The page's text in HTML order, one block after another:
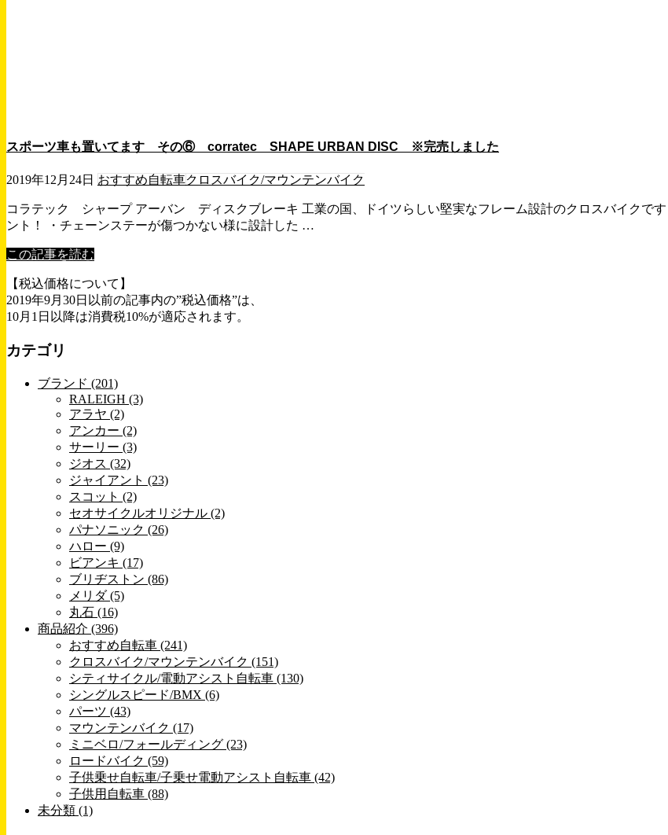
スポーツ車も置いてます その⑥ corratec SHAPE URBAN DISC ※完売しました
2019年12月24日 おすすめ自転車クロスバイク/マウンテンバイク
コラテック シャープ アーバン ディスクブレーキ 工業の国、ドイツらしい堅実なフレーム設計のクロスバイクで
ント！ ・チェーンステーが傷つかない様に設計した …
この記事を読む
【税込価格について】
2019年9月30日以前の記事内の”税込価格”は、
10月1日以降は消費税10%が適応されます。
カテゴリ
ブランド (201)
RALEIGH (3)
アラヤ (2)
アンカー (2)
サーリー (3)
ジオス (32)
ジャイアント (23)
スコット (2)
セオサイクルオリジナル (2)
パナソニック (26)
ハロー (9)
ビアンキ (17)
ブリヂストン (86)
メリダ (5)
丸石 (16)
商品紹介 (396)
おすすめ自転車 (241)
クロスバイク/マウンテンバイク (151)
シティサイクル/電動アシスト自転車 (130)
シングルスピード/BMX (6)
パーツ (43)
マウンテンバイク (17)
ミニベロ/フォールディング (23)
ロードバイク (59)
子供乗せ自転車/子乗せ電動アシスト自転車 (42)
子供用自転車 (88)
未分類 (1)